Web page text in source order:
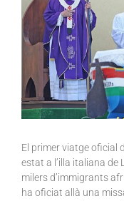
El primer viatge oficial
estat a l’illa italiana de
milers d’immigrants
ha oficiat allà una